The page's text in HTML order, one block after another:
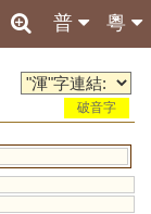
粵
普
破音字